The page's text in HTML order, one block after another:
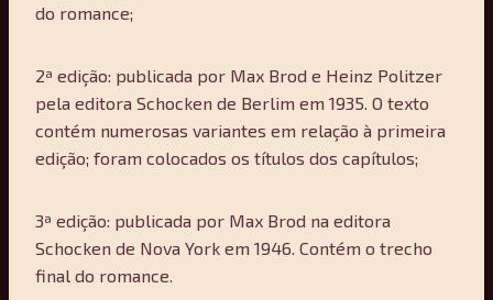
do romance;
2ª edição: publicada por Max Brod e Heinz Politzer
pela editora Schocken de Berlim em 1935. O texto
contém numerosas variantes em relação à primeira
edição; foram colocados os títulos dos capítulos;
3ª edição: publicada por Max Brod na editora
Schocken de Nova York em 1946. Contém o trecho
final do romance.